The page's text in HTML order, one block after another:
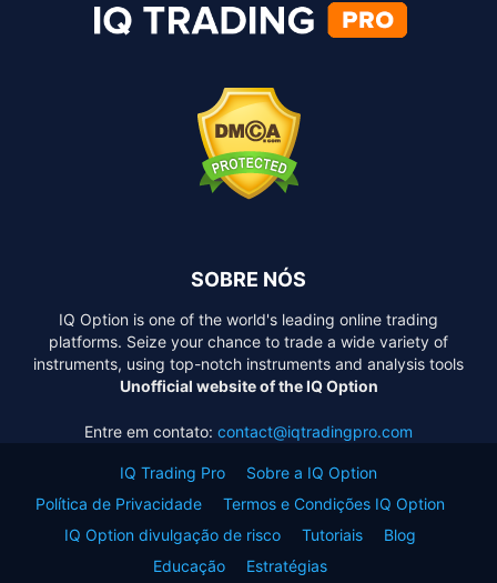
SOBRE NÓS
IQ Option is one of the world's leading online trading
platforms. Seize your chance to trade a wide variety of
instruments, using top-notch instruments and analysis tools
Unofficial website of the IQ Option
Entre em contato: contact@iqtradingpro.com
IQ Trading Pro
Sobre a IQ Option
Política de Privacidade
Termos e Condições IQ Option
IQ Option divulgação de risco
Tutoriais
Blog
Educação
Estratégias